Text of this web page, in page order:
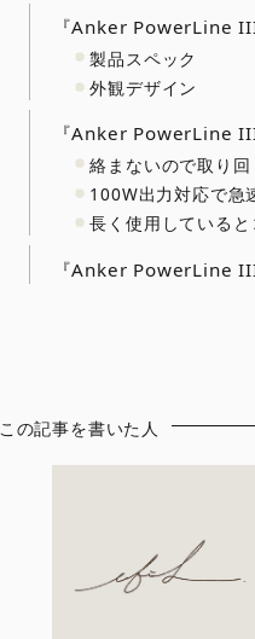
『Anker PowerLine
製品スペック
外観デザイン
『Anker PowerLine
絡まないので取り
100W出力対応で急
長く使用している
『Anker PowerLine
この記事を書いた人